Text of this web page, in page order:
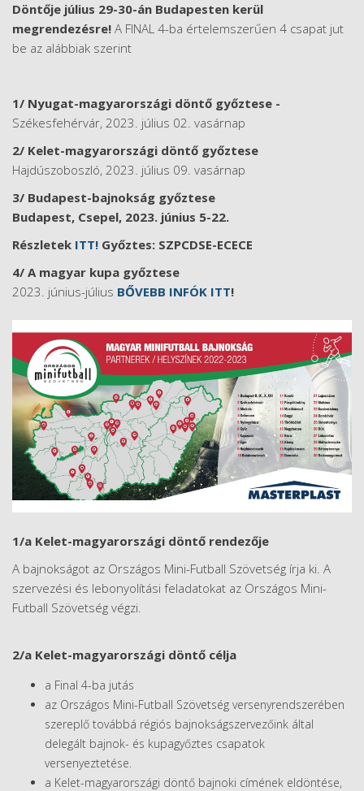
Döntője július 29-30-án Budapesten kerül
megrendezésre! A FINAL 4-ba értelemszerűen 4 csapat jut
be az alábbiak szerint
1/ Nyugat-magyarországi döntő győztese -
Székesfehérvár, 2023. július 02. vasárnap
2/ Kelet-magyarországi döntő győztese
Hajdúszoboszló, 2023. július 09. vasárnap
3/ Budapest-bajnokság győztese
Budapest, Csepel, 2023. június 5-22.
Részletek ITT! Győztes: SZPCDSE-ECECE
4/ A magyar kupa győztese
2023. június-július BŐVEBB INFÓK ITT!
1/a Kelet-magyarországi döntő rendezője
A bajnokságot az Országos Mini-Futball Szövetség írja ki. A
szervezési és lebonyolítási feladatokat az Országos Mini-
Futball Szövetség végzi.
2/a Kelet-magyarországi döntő célja
a Final 4-ba jutás
az Országos Mini-Futball Szövetség versenyrendszerében
szereplő továbbá régiós bajnokságszervezőink által
delegált bajnok- és kupagyőztes csapatok
versenyeztetése.
a Kelet-magyarországi döntő bajnoki címének eldöntése,